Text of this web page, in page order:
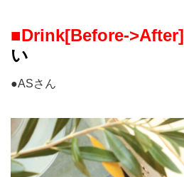
■Drink[Before->After]
い
●ASさん